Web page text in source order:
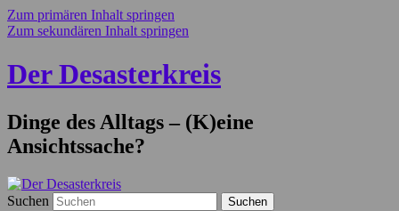
Zum primären Inhalt springen
Zum sekundären Inhalt springen
Der Desasterkreis
Dinge des Alltags – (K)eine
Ansichtssache?
Suchen